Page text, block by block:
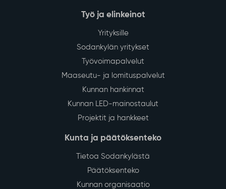
Työ ja elinkeinot
Yrityksille
Sodankylän yritykset
Työvoimapalvelut
Maaseutu- ja lomituspalvelut
Kunnan hankinnat
Kunnan LED-mainostaulut
Projektit ja hankkeet
Kunta ja päätöksenteko
Tietoa Sodankylästä
Päätöksenteko
Kunnan organisaatio